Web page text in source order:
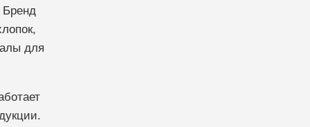
Бренд
для